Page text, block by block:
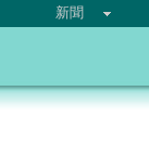
新聞